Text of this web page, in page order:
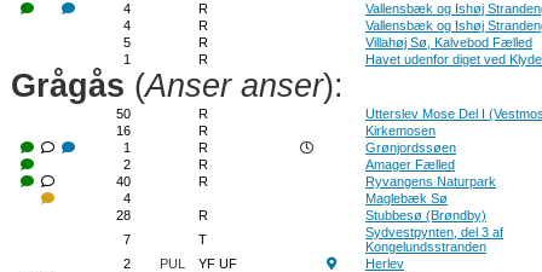
4 R
Vallensbæk og Ishøj
4
R
Vallensbæk og Ishøj
5
R
Villahøj Sø, Kalvebod Fælled
1
R Havet udenfor diget ved
Grågås (Anser anser):
50 R
Utterslev Mose Del I
16
R
Kirkemosen
1
R
Grønjordssøen
2
R
Amager Fælled
40
R
Ryvangens Naturpark
4
Maglebæk Sø
28
R
Stubbesø (Brøndby)
7
T
Sydvestpynten, del 3 af
Kongelundsstranden
2
PUL YF UF
Herlev